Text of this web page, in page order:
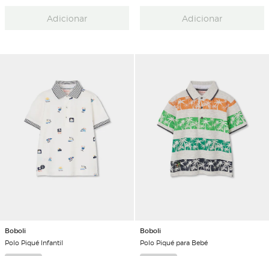
Adicionar Adicionar
Boboli
Polo Piqué Infantil
Boboli
Polo Piqué para Bebé